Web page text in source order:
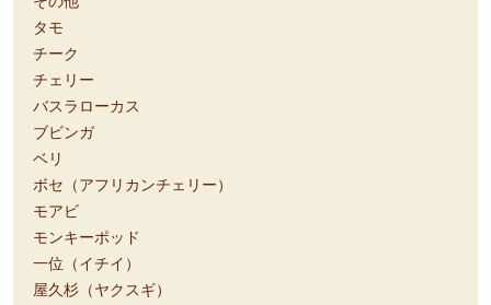
タモ
チーク
チェリー
バスラローカス
ブビンガ
ベリ
ボセ（アフリカンチェリー）
モアビ
モンキーポッド
一位（イチイ）
屋久杉（ヤクスギ）